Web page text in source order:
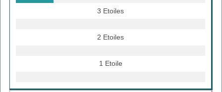
3 Etoiles
2 Etoiles
1 Etoile